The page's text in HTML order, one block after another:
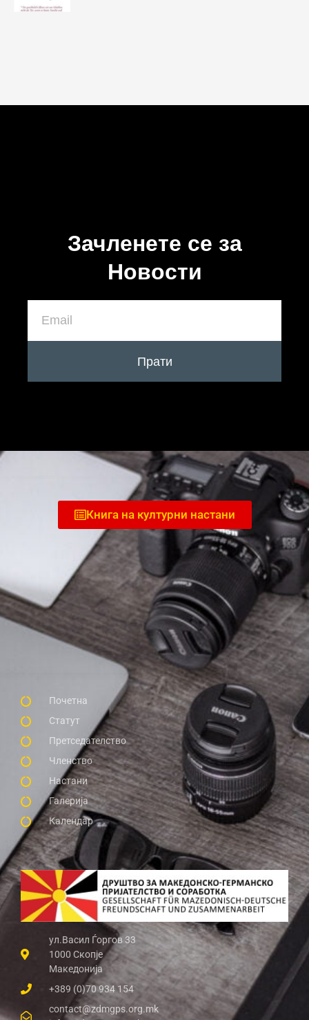
Зачленете се за
Новости
Прати
ул.Васил Ѓоргов 33
1000 Скопје
Македонија
+389 (0)70 934 154
contact@zdmgps.org.mk
Почетна
Статут
Претседателство
Членство
Настани
Галерија
Календар
Книга на културни настани